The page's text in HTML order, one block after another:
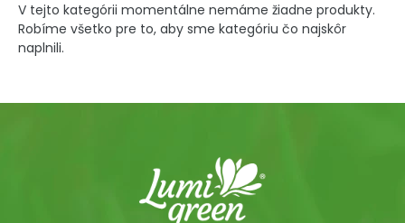
V tejto kategórii momentálne nemáme žiadne produkty.
Robíme všetko pre to, aby sme kategóriu čo najskôr
naplnili.